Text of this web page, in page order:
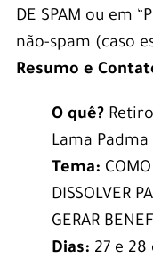
DE SPAM ou em
não-spam (caso
Resumo e
O quê?Retiro
Lama
Tema:
DISSOLVER
GERAR
Dias: 27 e